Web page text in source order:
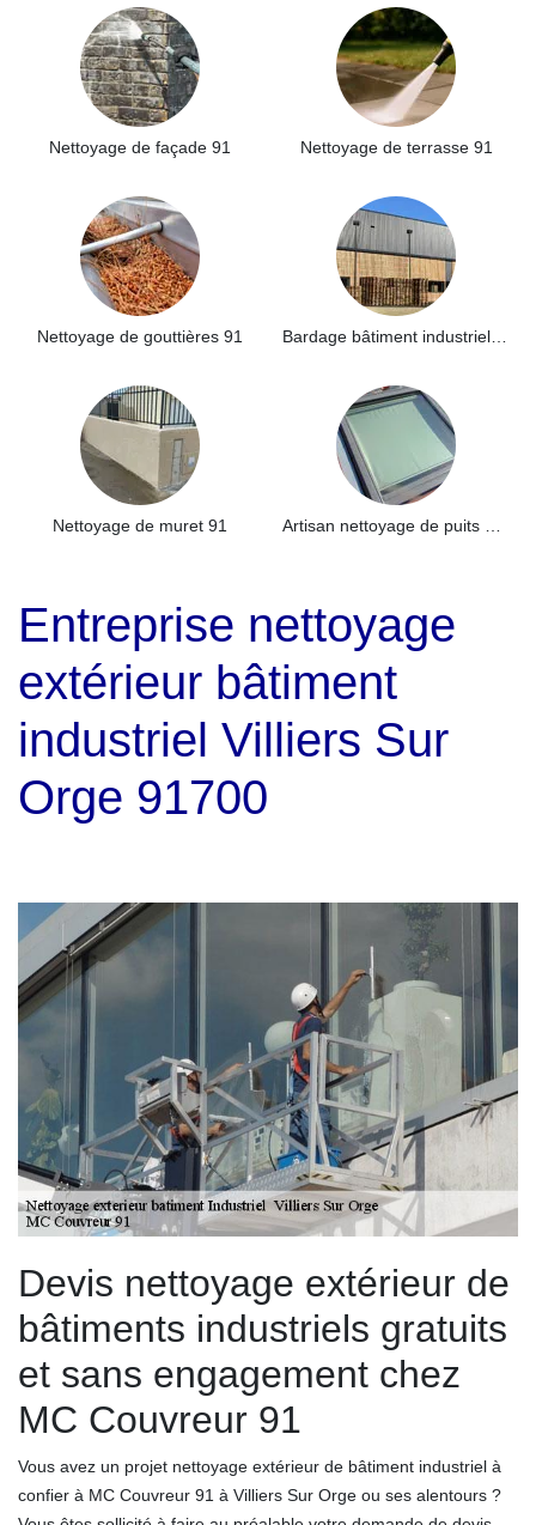
Nettoyage de façade 91 Nettoyage de terrasse 91
Nettoyage de gouttières 91
Nettoyage de muret 91
Entreprise nettoyage
extérieur bâtiment
industriel Villiers Sur
Orge 91700
Devis nettoyage extérieur de
bâtiments industriels gratuits
et sans engagement chez
MC Couvreur 91
Vous avez un projet nettoyage extérieur de bâtiment industriel à
confier à MC Couvreur 91 à Villiers Sur Orge ou ses alentours ?